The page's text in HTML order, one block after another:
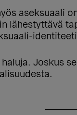
aseksuaali
lähestyttävä
Joskus